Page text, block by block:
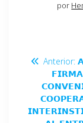
por
Anterior: